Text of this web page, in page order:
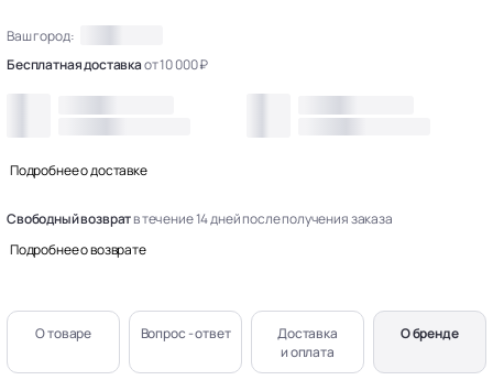
Ваш город:
Бесплатная доставкаот 10 000 ₽
Подробнее о доставке
Свободный возвратв течение 14 дней после получения заказа
Подробнее о возврате
О товаре Вопрос - ответ
Доставка
и оплата
О бренде